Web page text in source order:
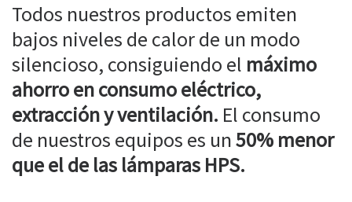
Todos nuestros productos emiten
bajos niveles de calor de un modo
silencioso, consiguiendo el máximo
ahorro en consumo eléctrico,
extracción y ventilación. El consumo
de nuestros equipos es un50% menor
que el de las lámparas HPS.